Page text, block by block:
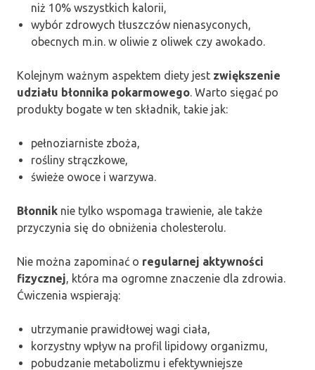
niż 10% wszystkich kalorii,
wybór zdrowych tłuszczów nienasyconych,
obecnych m.in. w oliwie z oliwek czy awokado.
Kolejnym ważnym aspektem diety jest zwiększenie
udziału błonnika pokarmowego. Warto sięgać po
produkty bogate w ten składnik, takie jak:
pełnoziarniste zboża,
rośliny strączkowe,
świeże owoce i warzywa.
Błonnik nie tylko wspomaga trawienie, ale także
przyczynia się do obniżenia cholesterolu.
Nie można zapominać o regularnej aktywności
fizycznej, która ma ogromne znaczenie dla zdrowia.
Ćwiczenia wspierają:
utrzymanie prawidłowej wagi ciała,
korzystny wpływ na profil lipidowy organizmu,
pobudzanie metabolizmu i efektywniejsze